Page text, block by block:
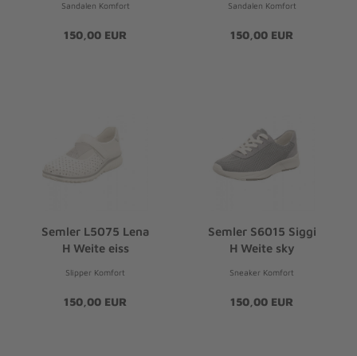
Sandalen Komfort
150,00 EUR
Sandalen Komfort
150,00 EUR
Semler L5075 Lena
H Weite eiss
Slipper Komfort
150,00 EUR
Semler S6015 Siggi
H Weite sky
Sneaker Komfort
150,00 EUR